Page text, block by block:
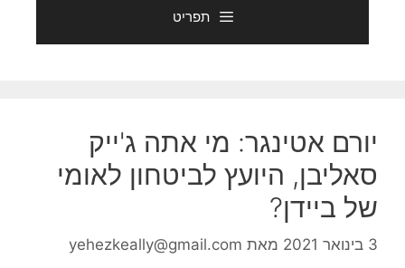
תפריט
יורם אטינגר: מי אתה ג'ייק
סאליבן, היועץ לביטחון לאומי
של ביידן?
3 בינואר 2021 מאת yehezkeally@gmail.com